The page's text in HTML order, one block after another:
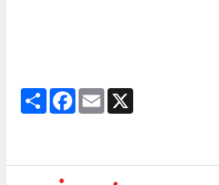
Share Facebook
Email